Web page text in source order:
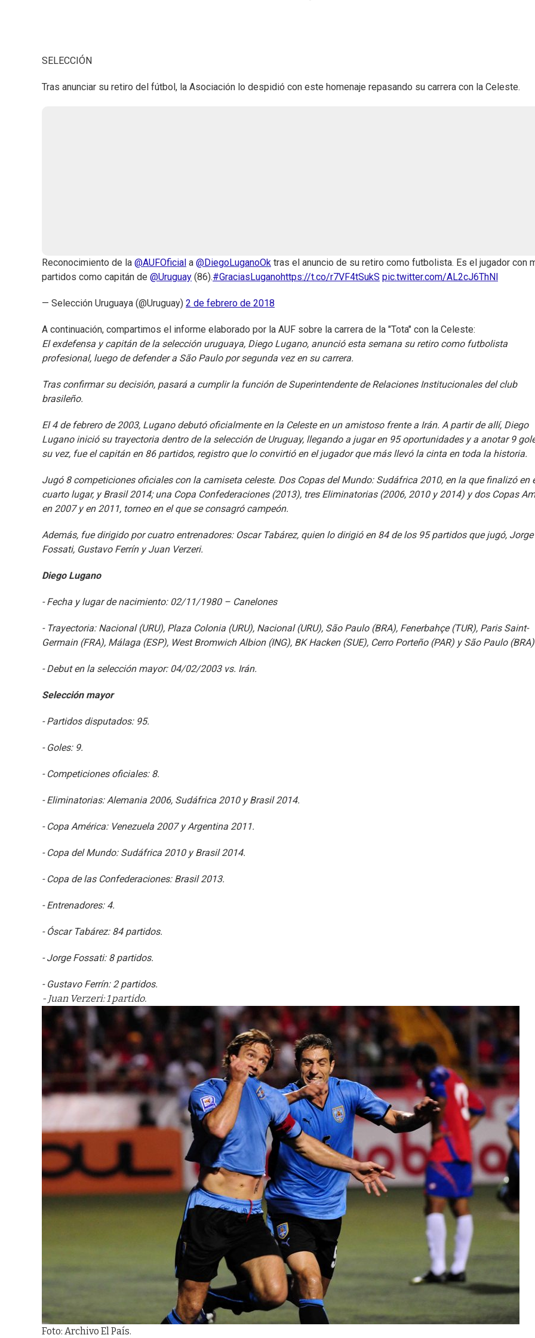
SELECCIÓN
Tras anunciar su retiro del fútbol, la Asociación lo despidió con este homenaje repasando su carrera con la Celeste.
Reconocimiento de la @AUFOficial a @DiegoLuganoOk tras el anuncio de su retiro como futbolista. Es el jugador con
partidos como capitán de @Uruguay (86).#GraciasLuganohttps://t.co/r7VF4tSukS pic.twitter.com/AL2cJ6ThNl
— Selección Uruguaya (@Uruguay) 2 de febrero de 2018
A continuación, compartimos el informe elaborado por la AUF sobre la carrera de la "Tota" con la Celeste:
El exdefensa y capitán de la selección uruguaya, Diego Lugano, anunció esta semana su retiro como futbolista
profesional, luego de defender a São Paulo por segunda vez en su carrera.
Tras confirmar su decisión, pasará a cumplir la función de Superintendente de Relaciones Institucionales del club
brasileño.
El 4 de febrero de 2003, Lugano debutó oficialmente en la Celeste en un amistoso frente a Irán. A partir de allí, Diego
Lugano inició su trayectoria dentro de la selección de Uruguay, llegando a jugar en 95 oportunidades y a anotar 9
su vez, fue el capitán en 86 partidos, registro que lo convirtió en el jugador que más llevó la cinta en toda la historia.
Jugó 8 competiciones oficiales con la camiseta celeste. Dos Copas del Mundo: Sudáfrica 2010, en la que finalizó en
cuarto lugar, y Brasil 2014; una Copa Confederaciones (2013), tres Eliminatorias (2006, 2010 y 2014) y dos Copas
en 2007 y en 2011, torneo en el que se consagró campeón.
Además, fue dirigido por cuatro entrenadores: Oscar Tabárez, quien lo dirigió en 84 de los 95 partidos que jugó, Jorge
Fossati, Gustavo Ferrín y Juan Verzeri.
Diego Lugano
- Fecha y lugar de nacimiento: 02/11/1980 – Canelones
- Trayectoria: Nacional (URU), Plaza Colonia (URU), Nacional (URU), São Paulo (BRA), Fenerbahçe (TUR), Paris Saint-
Germain (FRA), Málaga (ESP), West Bromwich Albion (ING), BK Hacken (SUE), Cerro Porteño (PAR) y São Paulo
- Debut en la selección mayor: 04/02/2003 vs. Irán.
Selección mayor
- Partidos disputados: 95.
- Goles: 9.
- Competiciones oficiales: 8.
- Eliminatorias: Alemania 2006, Sudáfrica 2010 y Brasil 2014.
- Copa América: Venezuela 2007 y Argentina 2011.
- Copa del Mundo: Sudáfrica 2010 y Brasil 2014.
- Copa de las Confederaciones: Brasil 2013.
- Entrenadores: 4.
- Óscar Tabárez: 84 partidos.
- Jorge Fossati: 8 partidos.
- Gustavo Ferrín: 2 partidos.
- Juan Verzeri: 1 partido.
Foto: Archivo El País.